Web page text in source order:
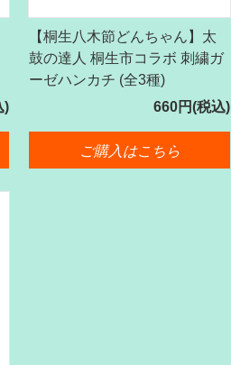
)
【桐生八木節どんちゃん】太
鼓の達人 桐生市コラボ 刺繍ガ
ーゼハンカチ (全3種)
660円(税込)
ご購入はこちら